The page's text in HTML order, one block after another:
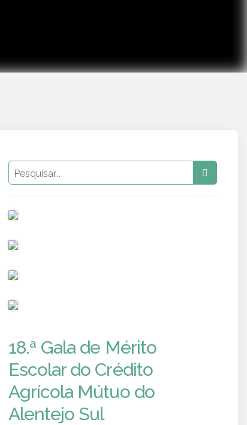
18.ª Gala de Mérito
Escolar do Crédito
Agrícola Mútuo do
Alentejo Sul